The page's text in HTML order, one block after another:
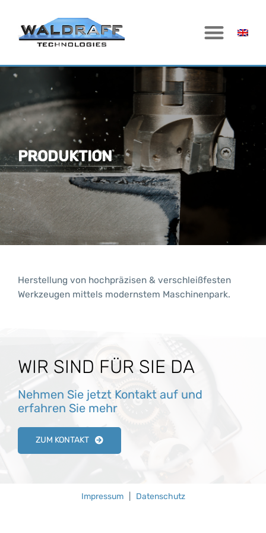
PRODUKTION
Herstellung von hochpräzisen & verschleißfesten
Werkzeugen mittels modernstem Maschinenpark.
WIR SIND FÜR SIE DA
Nehmen Sie jetzt Kontakt auf und
erfahren Sie mehr
ZUM KONTAKT
Impressum| Datenschutz